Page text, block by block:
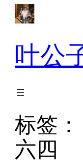
叶公
标签
六四